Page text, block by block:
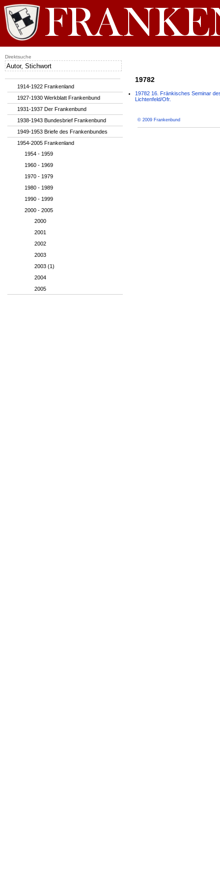
19782
19782 16. Fränkisches Seminar
Lichtenfeld/Ofr.
© 2009 Frankenbund
1914-1922 Frankenland
1927-1930 Werkblatt Frankenbund
1931-1937 Der Frankenbund
1938-1943 Bundesbrief Frankenbund
1949-1953 Briefe des Frankenbundes
1954-2005 Frankenland
1954 - 1959
1960 - 1969
1970 - 1979
1980 - 1989
1990 - 1999
2000 - 2005
2000
2001
2002
2003
2003 (1)
2004
2005
Direktsuche